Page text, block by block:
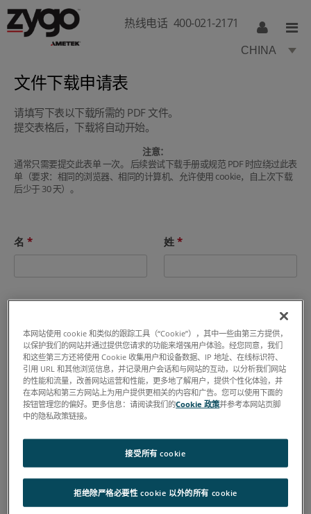
热线电话 400-021-2171
CHINA
文件下载申请表
请填写下表以下载所需的 PDF 文件。
提交表格后，下载将自动开始。
注意：
通常只需要提交此表单 一次。 后续尝试下载手册或规范 PDF 时应绕过此表
单（要求：相同的浏览器、相同的计算机、允许使用 cookie，自上次下载
后少于 30 天）。
本网站使用 cookie 和类似的跟踪工具（“Cookie”），其中一些由第三方提供，
以保护我们的网站并通过提供您请求的功能来增强用户体验。经您同意，我们
和这些第三方还将使用 Cookie 收集用户和设备数据、IP 地址、在线标识符、
引用 URL 和其他浏览信息，并记录用户会话和与网站的互动，以分析我们网站
的性能和流量，改善网站运营和性能，更多地了解用户，提供个性化体验，并
在本网站和第三方网站上为用户提供更相关的内容和广告。您可以使用下面的
按钮管理您的偏好。更多信息：请阅读我们的Cookie 政策并参考本网站页脚
中的隐私政策链接。
拒绝除严格必要性 cookie 以外的所有 cookie
接受所有 cookie